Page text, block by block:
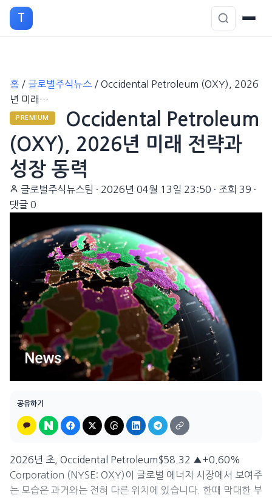
T
홈 / 글로벌주식뉴스 / Occidental Petroleum (OXY), 2026
년 미래…
PREMIUM
Occidental Petroleum
(OXY), 2026년 미래 전략과
성장 동력
글로벌주식뉴스팀 · 2026년 04월 13일 23:50 · 조회 39 ·
댓글 0
공유하기
2026년 초, Occidental Petroleum$58.32 ▲+0.60%
Corporation (NYSE: OXY)이 글로벌 에너지 시장에서 보여주
는 모습은 과거와는 전혀 다른 위치에 있습니다. 한때 막대한 부